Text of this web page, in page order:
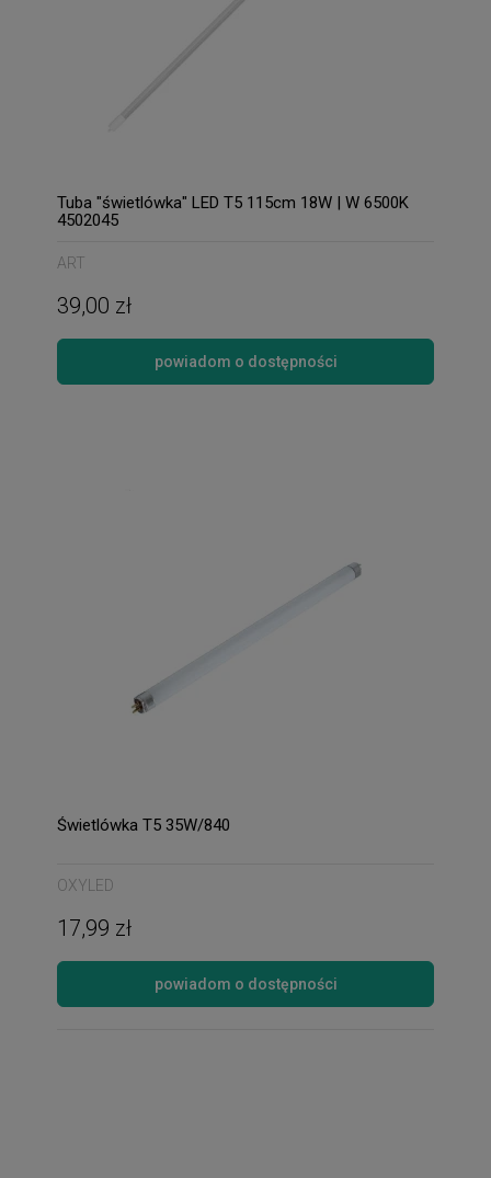
Tuba "świetlówka" LED T5 115cm 18W | W 6500K
4502045
ART
39,00 zł
powiadom o dostępności
Świetlówka T5 35W/840
OXYLED
17,99 zł
powiadom o dostępności